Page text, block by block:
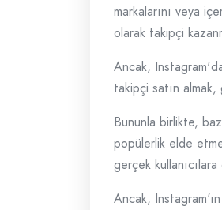
markalarını veya
olarak takipçi
Ancak,
takipçi satın
Bununla birlikte,
popülerlik elde
gerçek
Ancak,